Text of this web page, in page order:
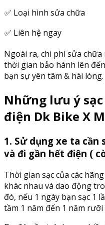
✅ Loại hình sửa chữa
✅ Liên hệ ngay
Ngoài ra, chi phí sửa
thời gian bảo hành lên
bạn sự yên tâm & hài lòng.
Những lưu ý
điện Dk Bike X
1. Sử dụng xe ta cần
và đi gần hết điện (
Thời gian sạc của các
khác nhau và dao động
đó, nếu 1 ngày bạn sạc 1
tầm 1 năm đến 1 năm